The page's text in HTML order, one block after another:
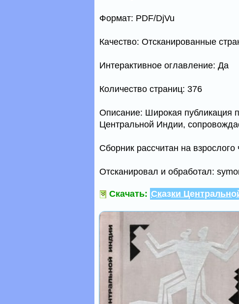
Формат: PDF/DjVu
Качество: Отсканированные
Интерактивное оглавление: Да
Количество страниц: 376
Описание: Широкая публикация
Центральной Индии,
Сборник рассчитан на взрослого
Отсканировал и обработал:
Скачать: Сказки